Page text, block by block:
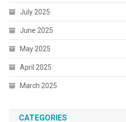
July 2025
June 2025
May 2025
April 2025
March 2025
CATEGORIES